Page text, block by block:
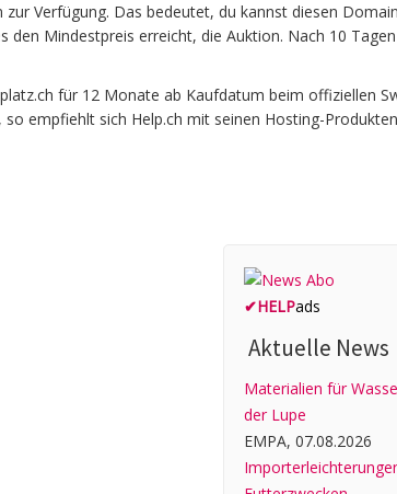
Verfügung. Das bedeutet, du kannst diesen
Mindestpreis erreicht, die Auktion. Nach 10
für 12 Monate ab Kaufdatum beim offiziellen
empfiehlt sich Help.ch mit seinen Hosting-
✔HELPads
Aktuelle News
Materialien für
der Lupe
EMPA, 07.08.2026